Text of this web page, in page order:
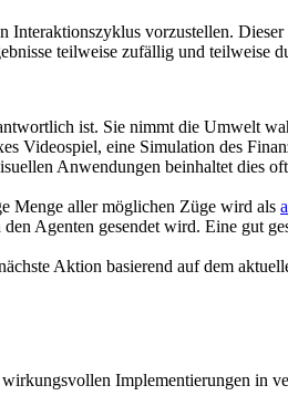
vorzustellen.
teilweise zufällig und teilweise
ist. Sie nimmt die Umwelt
Videospiel, eine Simulation des
Anwendungen beinhaltet dies
Menge aller möglichen Züge wird als
Agenten gesendet wird. Eine gut
Aktion basierend auf dem
Implementierungen in